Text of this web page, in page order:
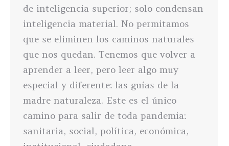
de inteligencia superior; solo condensan
inteligencia material. No permitamos
que se eliminen los caminos naturales
que nos quedan. Tenemos que volver a
aprender a leer, pero leer algo muy
especial y diferente: las guías de la
madre naturaleza. Este es el único
camino para salir de toda pandemia:
sanitaria, social, política, económica,